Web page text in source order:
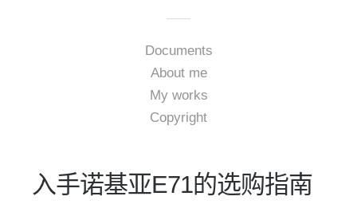
Documents
About me
My works
Copyright
入手诺基亚E71的选购指南